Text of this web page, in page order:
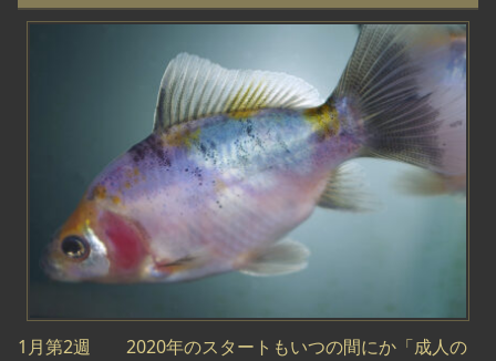
1月第2週 2020年のスタートもいつの間にか「成人の